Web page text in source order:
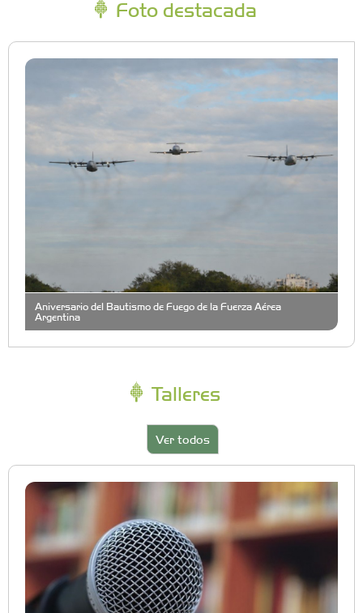
Foto destacada
Aniversario del Bautismo de Fuego de la Fuerza Aérea
Argentina
Talleres
Ver todos